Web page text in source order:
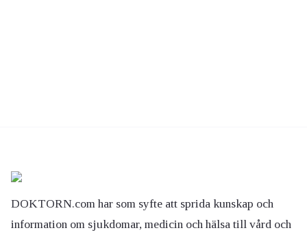
DOKTORN.com har som syfte att sprida kunskap och
information om sjukdomar, medicin och hälsa till vård och